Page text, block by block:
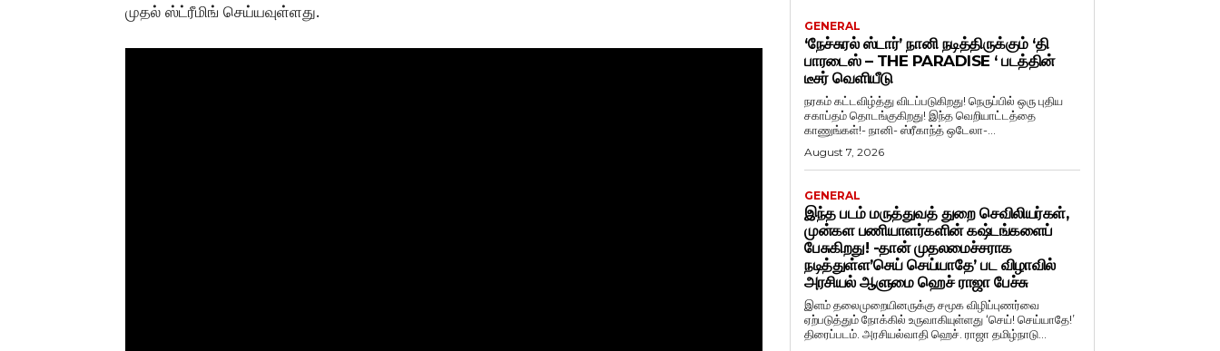
முதல் ஸ்ட்ரீமிங் செய்யவுள்ளது.
GENERAL
‘நேச்சுரல் ஸ்டார்’ நானி நடித்திருக்கும் ‘தி
பாரடைஸ் – THE PARADISE ‘ படத்தின்
டீசர் வெளியீடு
நரகம் கட்டவிழ்த்து விடப்படுகிறது! நெருப்பில் ஒரு புதிய
சகாப்தம் தொடங்குகிறது! இந்த வெறியாட்டத்தை
காணுங்கள்!- நானி- ஸ்ரீகாந்த் ஒடேலா-...
August 7, 2026
GENERAL
இந்த படம் மருத்துவத் துறை செவிலியர்கள்,
முன்கள பணியாளர்களின் கஷ்டங்களைப்
பேசுகிறது! -தான் முதலமைச்சராக
நடித்துள்ள’செய் செய்யாதே’ பட விழாவில்
அரசியல் ஆளுமை ஹெச் ராஜா பேச்சு
இளம் தலைமுறையினருக்கு சமூக விழிப்புணர்வை
ஏற்படுத்தும் நோக்கில் உருவாகியுள்ளது ‘செய்! செய்யாதே!’
திரைப்படம். அரசியல்வாதி ஹெச். ராஜா தமிழ்நாடு...